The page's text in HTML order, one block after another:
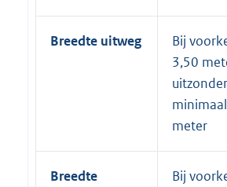
Breedte uitweg
Bij
3,50
meter
Breedte
Bij